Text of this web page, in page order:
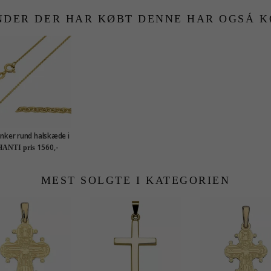
DER HAR KØBT DENNE HAR OGSÁ
rund halskæde i
guld 42 - 45 cm x
1,2 mm
pris 1560,-
MEST SOLGTE I KATEGORIEN